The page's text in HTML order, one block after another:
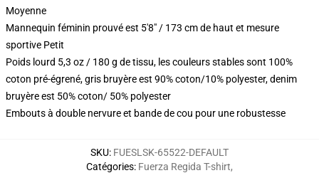
Moyenne
Mannequin féminin prouvé est 5'8" / 173 cm de haut et mesure
sportive Petit
Poids lourd 5,3 oz / 180 g de tissu, les couleurs stables sont 100%
coton pré-égrené, gris bruyère est 90% coton/10% polyester, denim
bruyère est 50% coton/ 50% polyester
Embouts à double nervure et bande de cou pour une robustesse
SKU: FUESLSK-65522-DEFAULT
Catégories: Fuerza Regida T-shirt,